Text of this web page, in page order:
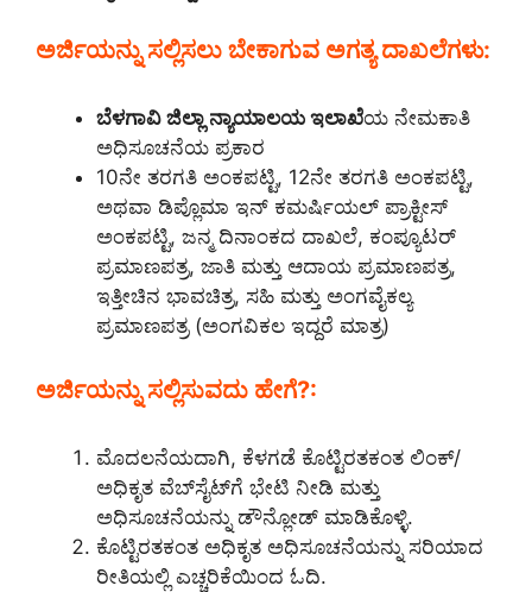
ಅರ್ಜಿಯನ್ನು ಸಲ್ಲಿಸಲು ಬೇಕಾಗುವ ಅಗತ್ಯ ದಾಖಲೆಗಳು:
ಬೆಳಗಾವಿ ಜಿಲ್ಲಾ ನ್ಯಾಯಾಲಯ ಇಲಾಖೆಯ ನೇಮಕಾತಿ
ಅಧಿಸೂಚನೆಯ ಪ್ರಕಾರ
10ನೇ ತರಗತಿ ಅಂಕಪಟ್ಟಿ, 12ನೇ ತರಗತಿ ಅಂಕಪಟ್ಟಿ,
ಅಥವಾ ಡಿಪ್ಲೊಮಾ ಇನ್ ಕಮರ್ಷಿಯಲ್ ಪ್ರಾಕ್ಟೀಸ್
ಅಂಕಪಟ್ಟಿ, ಜನ್ಮ ದಿನಾಂಕದ ದಾಖಲೆ, ಕಂಪ್ಯೂಟರ್
ಪ್ರಮಾಣಪತ್ರ, ಜಾತಿ ಮತ್ತು ಆದಾಯ ಪ್ರಮಾಣಪತ್ರ,
ಇತ್ತೀಚಿನ ಭಾವಚಿತ್ರ, ಸಹಿ ಮತ್ತು ಅಂಗವೈಕಲ್ಯ
ಪ್ರಮಾಣಪತ್ರ (ಅಂಗವಿಕಲ ಇದ್ದರೆ ಮಾತ್ರ)
ಅರ್ಜಿಯನ್ನು ಸಲ್ಲಿಸುವದು ಹೇಗೆ?:
ಮೊದಲನೆಯದಾಗಿ, ಕೆಳಗಡೆ ಕೊಟ್ಟಿರತಕಂತ ಲಿಂಕ್/
ಅಧಿಕೃತ ವೆಬ್‌ಸೈಟ್‌ಗೆ ಭೇಟಿ ನೀಡಿ ಮತ್ತು
ಅಧಿಸೂಚನೆಯನ್ನು ಡೌನ್ಲೋಡ್ ಮಾಡಿಕೊಳ್ಳಿ.
ಕೊಟ್ಟಿರತಕಂತ ಅಧಿಕೃತ ಅಧಿಸೂಚನೆಯನ್ನು ಸರಿಯಾದ
ರೀತಿಯಲ್ಲಿ ಎಚ್ಚರಿಕೆಯಿಂದ ಓದಿ.